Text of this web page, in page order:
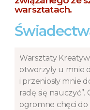
warsztatach.
Warsztaty
otworzyły u mnie
i przeniosły mnie
radę się nauczyć”.
ogromne chęci do